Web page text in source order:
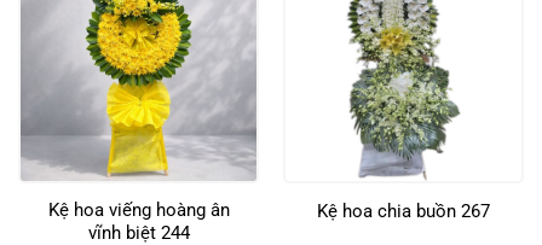
Kệ hoa viếng hoàng ân
vĩnh biệt 244
Kệ hoa chia buồn 267